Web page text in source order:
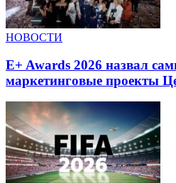
НОВОСТИ
E+ Awards 2026 назвал
маркетинговые проекты